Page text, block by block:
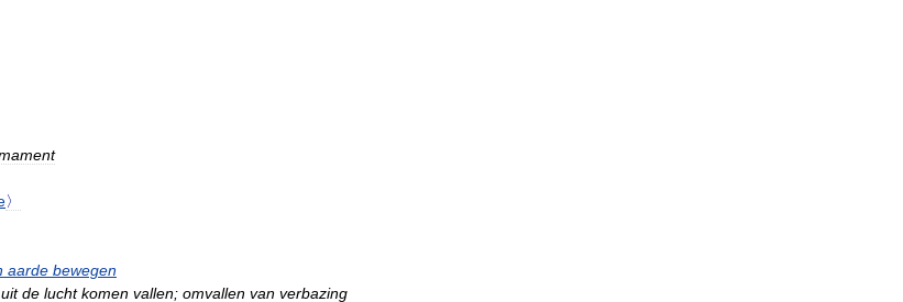
〉
aarde bewegen
uit de lucht komen vallen; omvallen van verbazing